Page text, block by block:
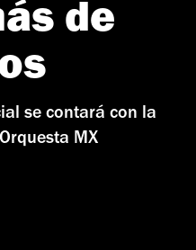
de
se contará con la
MX